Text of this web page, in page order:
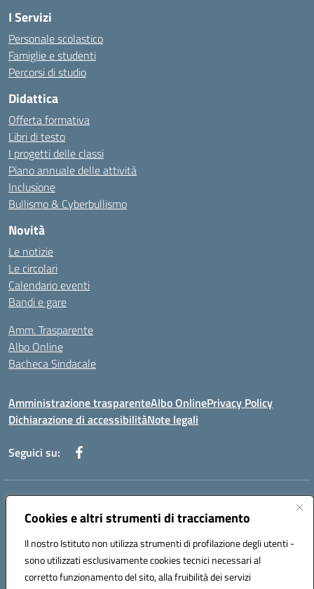
Cookies e altri strumenti di tracciamento
Il nostro Istituto non utilizza strumenti di profilazione degli utenti -
sono utilizzati esclusivamente cookies tecnici necessari al
corretto funzionamento del sito, alla fruibilità dei servizi
I Servizi
Personale scolastico
Famiglie e studenti
Percorsi di studio
Didattica
Offerta formativa
Libri di testo
I progetti delle classi
Piano annuale delle attività
Inclusione
Bullismo & Cyberbullismo
Novità
Le notizie
Le circolari
Calendario eventi
Bandi e gare
Amm. Trasparente
Albo Online
Bacheca Sindacale
Amministrazione trasparenteAlbo OnlinePrivacy Policy
Dichiarazione di accessibilitàNote legali
Seguici su:
Indirizzo:
Centralino:0881234514 - 0881752614 - 0881719420
Posta elettronica certificata (PEC):fgps010008@pec.istruzione.it
Codice fiscale: 80003140714
Codice meccanografico: FGPS010008